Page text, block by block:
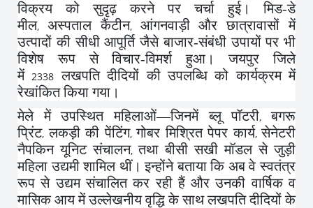
विक्रय को सुदृढ़ करने पर चर्चा हुई। मिड-डे
मील, अस्पताल कैंटीन, आंगनवाड़ी और छात्रावासों में
उत्पादों की सीधी आपूर्ति जैसे बाजार-संबंधी उपायों पर भी
विशेष रूप से विचार-विमर्श हुआ। जयपुर जिले
में 2338 लखपति दीदियों की उपलब्धि को कार्यक्रम में
रेखांकित किया गया।
मेले में उपस्थित महिलाओं—जिनमें ब्लू पॉटरी,बगरू
प्रिंट,लकड़ी की पेंटिंग,गोबर मिश्रित पेपर कार्य,सेनेटरी
नैपकिन यूनिट संचालन,तथा बीसी सखी मॉडल से जुड़ी
महिला उद्यमी शामिल थीं। इन्होंने बताया कि अब वे स्वतंत्र
रूप से उद्यम संचालित कर रही हैं और उनकी वार्षिक व
मासिक आय में उल्लेखनीय वृद्धि के साथ लखपति दीदियों के